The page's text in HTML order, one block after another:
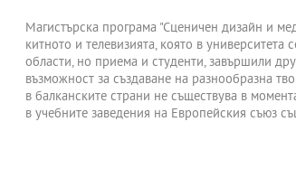
Магистърска програма "Сценичен дизайн и
китното и телевизията, която в
области, но приема и студенти, завършили
възможност за създаване на разнообразна
в балканските страни не съществува в
в учебните заведения на Европейския съюз